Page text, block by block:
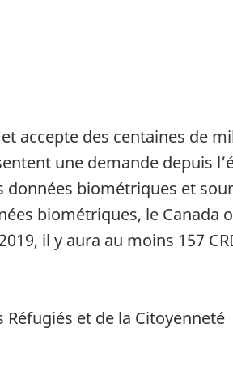
accepte des centaines de
une demande depuis
biométriques et
biométriques, le Canada
il y aura au moins 157
et de la Citoyenneté